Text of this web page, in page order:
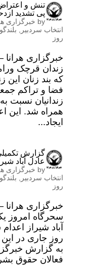
تنش و
پی تشدید
by خبرگزاری
انتخاب سردبیر
بلندگو
روز
زندان قرچک
که بند زنان این
فضا و تراکم
زندانیان نسبت
همراه شد. این
ایجاد...
گزارش
عادل آباد
by خبرگزاری
انتخاب سردبیر
بلندگو
روز
خبرگزاری هرانا
آباد شیراز
روز جاری در
به گزارش
فعالان حقوق بشر